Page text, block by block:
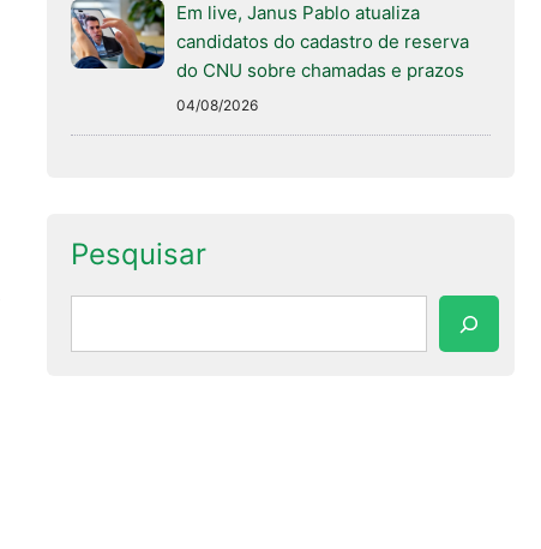
Em live, Janus Pablo atualiza
candidatos do cadastro de reserva
do CNU sobre chamadas e prazos
04/08/2026
Pesquisar